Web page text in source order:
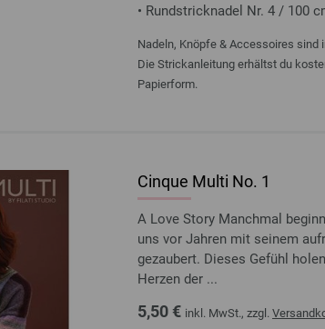
• Rundstricknadel Nr. 4 / 100
Nadeln, Knöpfe & Accessoires
Die Strickanleitung erhältst du
Papierform.
Cinque Multi No. 1
A Love Story Manchmal
uns vor Jahren mit seinem
gezaubert. Dieses Gefühl
Herzen der ...
5,50 € inkl. MwSt., zzgl.